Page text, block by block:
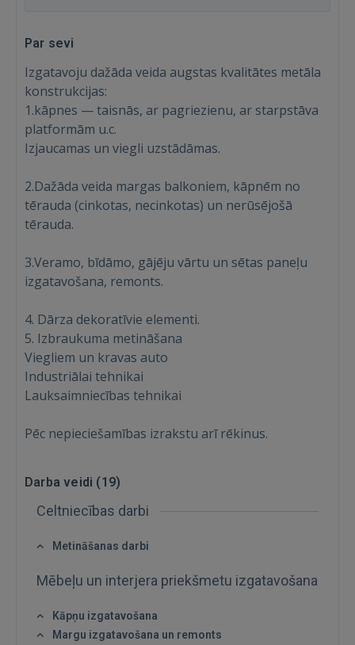
Ienākt
FACEBOOK
Par sevi
Izgatavoju dažāda veida augstas kvalitātes metāla
konstrukcijas:
1.kāpnes — taisnās, ar pagriezienu, ar starpstāva
platformām u.c.
Izjaucamas un viegli uzstādāmas.
2.Dažāda veida margas balkoniem, kāpnēm no
tērauda (cinkotas, necinkotas) un nerūsējošā
tērauda.
3.Veramo, bīdāmo, gājēju vārtu un sētas paneļu
izgatavošana, remonts.
4. Dārza dekoratīvie elementi.
5. Izbraukuma metināšana
Viegliem un kravas auto
Industriālai tehnikai
Lauksaimniecības tehnikai
Pēc nepieciešamības izrakstu arī rēkinus.
Darba veidi (19)
Celtniecības darbi
Metināšanas darbi
Mēbeļu un interjera priekšmetu izgatavošana
Kāpņu izgatavošana
Margu izgatavošana un remonts